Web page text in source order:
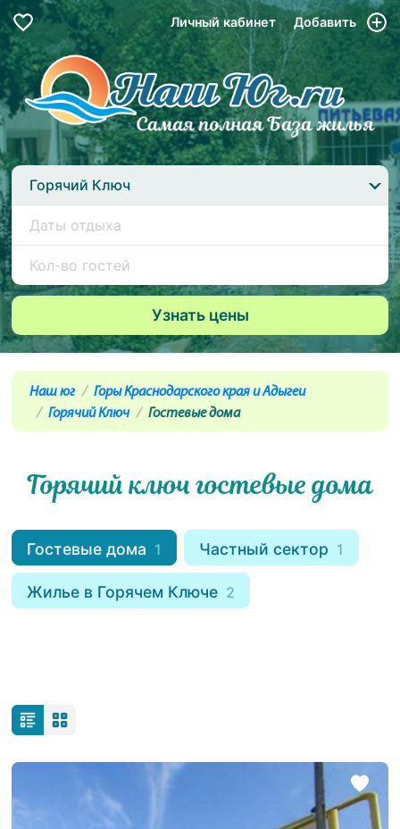
Личный кабинет Добавить
Горячий Ключ
Наш юг
Горы Краснодарского края и Адыгеи
Горячий Ключ
Гостевые дома
Горячий ключ гостевые дома
Гостевые дома 1 Частный сектор 1
Жилье в Горячем Ключе 2